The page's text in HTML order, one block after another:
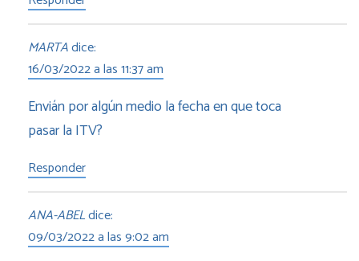
MARTAdice:
16/03/2022 a las 11:37 am
Envián por algún medio la fecha en que toca
pasar la ITV?
Responder
ANA-ABELdice:
09/03/2022 a las 9:02 am